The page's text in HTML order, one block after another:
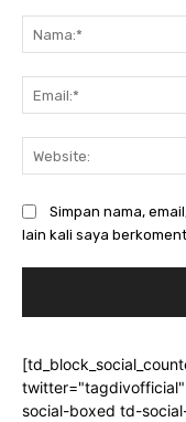
Simpan nama,
lain kali saya
social-boxed td-